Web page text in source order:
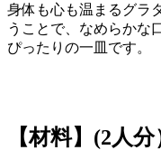
身体も心も温まるグラ
うことで、なめらかな
ぴったりの一皿です。
【材料】(2人分